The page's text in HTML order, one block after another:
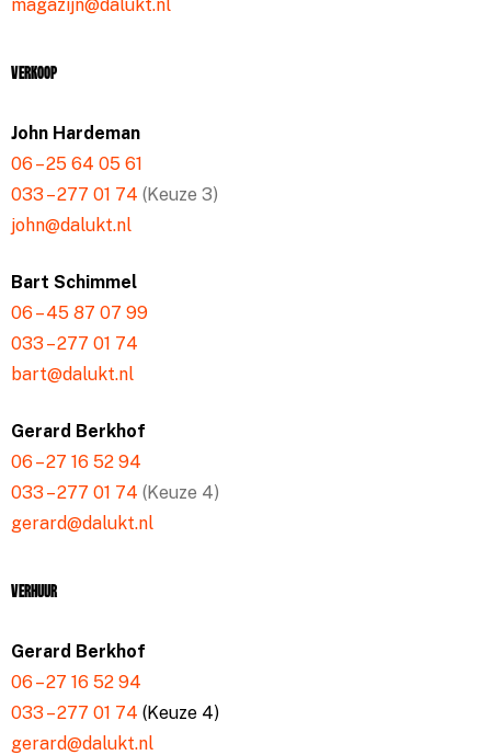
magazijn@dalukt.nl
Verkoop
John Hardeman
06 – 25 64 05 61
033 – 277 01 74 (Keuze 3)
john@dalukt.nl
Bart Schimmel
06 – 45 87 07 99
033 – 277 01 74
bart@dalukt.nl
Gerard Berkhof
06 – 27 16 52 94
033 – 277 01 74 (Keuze 4)
gerard@dalukt.nl
Verhuur
Gerard Berkhof
06 – 27 16 52 94
033 – 277 01 74 (Keuze 4)
gerard@dalukt.nl